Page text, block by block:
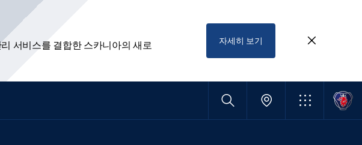
서비스를 결합한 스카니아의 새로
자세히 보기